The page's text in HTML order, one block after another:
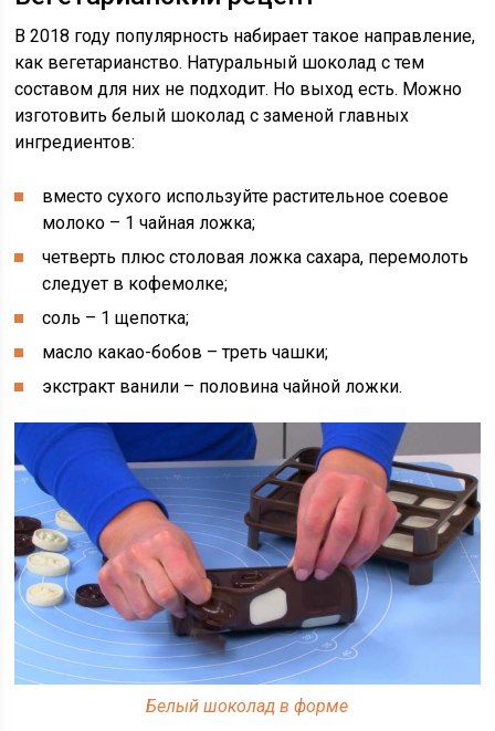
В 2018 году популярность набирает такое направление,
как вегетарианство. Натуральный шоколад с тем
составом для них не подходит. Но выход есть. Можно
изготовить белый шоколад с заменой главных
ингредиентов:
вместо сухого используйте растительное соевое
молоко – 1 чайная ложка;
четверть плюс столовая ложка сахара, перемолоть
следует в кофемолке;
соль – 1 щепотка;
масло какао-бобов – треть чашки;
экстракт ванили – половина чайной ложки.
Белый шоколад в форме